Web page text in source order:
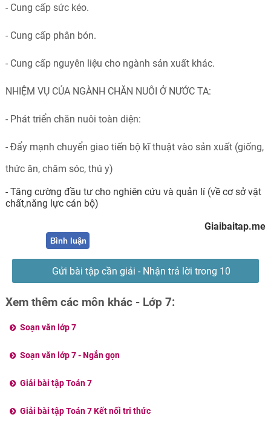
- Cung cấp sức kéo.
- Cung cấp phân bón.
- Cung cấp nguyên liệu cho ngành sản xuất khác.
NHIỆM VỤ CỦA NGÀNH CHĂN NUÔI Ở NƯỚC TA:
- Phát triển chăn nuôi toàn diện:
- Đẩy mạnh chuyển giao tiến bộ kĩ thuật vào sản xuất (giống,
thức ăn, chăm sóc, thú y)
- Tăng cường đầu tư cho nghiên cứu và quản lí (về cơ sở vật
chất,năng lực cán bộ)
Giaibaitap.me
Bình luận
Gửi bài tập cần giải - Nhận trả lời trong 10
phút
Xem thêm các môn khác - Lớp 7:
Soạn văn lớp 7
Soạn văn lớp 7 - Ngắn gọn
Giải bài tập Toán 7
Giải bài tập Toán 7 Kết nối tri thức